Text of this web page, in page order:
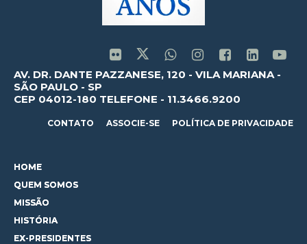
AV. DR. DANTE PAZZANESE, 120 - VILA MARIANA -
SÃO PAULO - SP
CEP 04012-180 TELEFONE - 11.3466.9200
CONTATO ASSOCIE-SE POLÍTICA DE PRIVACIDADE
HOME
QUEM SOMOS
MISSÃO
HISTÓRIA
EX-PRESIDENTES